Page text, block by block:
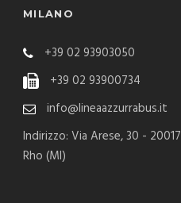
MILANO
+39 02 93903050
+39 02 93900734
info@lineaazzurrabus.it
Indirizzo: Via Arese, 30 - 20017
Rho (MI)